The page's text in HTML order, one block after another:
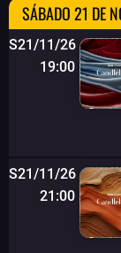
SÁBADO 21 DE
S21/11/26
19:00
S21/11/26
21:00